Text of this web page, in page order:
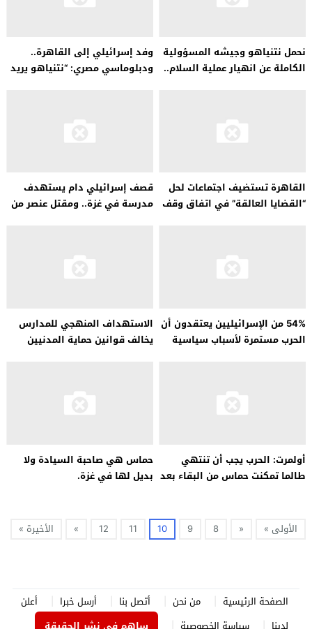
نحمل نتنياهو وجيشه المسؤولية
الكاملة عن انهيار عملية السلام..
وفد إسرائيلي إلى القاهرة..
ودبلوماسي مصري: “نتنياهو يريد
القاهرة تستضيف اجتماعات لحل
“القضايا العالقة” في اتفاق وقف
قصف إسرائيلي دام يستهدف
مدرسة في غزة.. ومقتل عنصر من
54% من الإسرائيليين يعتقدون أن
الحرب مستمرة لأسباب سياسية
الاستهداف المنهجي للمدارس
يخالف قوانين حماية المدنيين
أولمرت: الحرب يجب أن تنتهي
طالما تمكنت حماس من البقاء بعد
حماس هي صاحبة السيادة ولا
بديل لها في غزة.
الأولى » «
8
9
10
11
12
» الأخيرة »
الصفحة الرئيسية من نحن أتصل بنا أرسل خبرا
أعلن